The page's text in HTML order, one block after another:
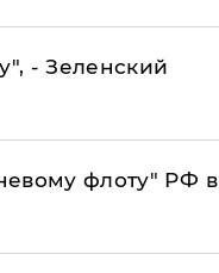
- Зеленский
флоту" РФ в